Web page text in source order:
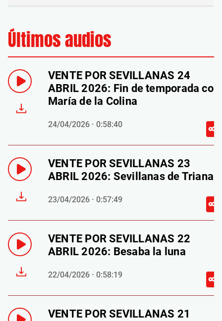
Últimos audios
VENTE POR SEVILLANAS 24
ABRIL 2026: Fin de temporada con
María de la Colina
24/04/2026 · 0:58:40
VENTE POR SEVILLANAS 23
ABRIL 2026: Sevillanas de Triana
23/04/2026 · 0:57:49
VENTE POR SEVILLANAS 22
ABRIL 2026: Besaba la luna
22/04/2026 · 0:58:19
VENTE POR SEVILLANAS 21